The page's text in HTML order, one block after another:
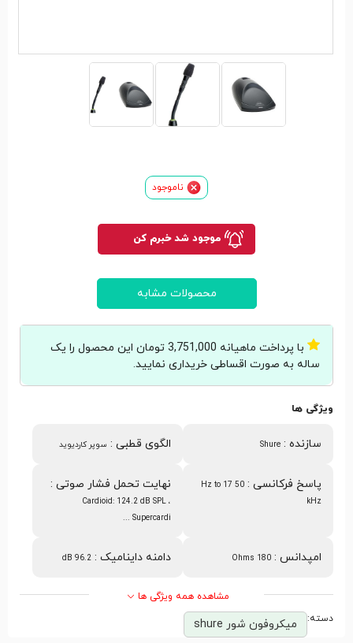
موجود شد خبرم کن
ناموجود
محصولات مشابه
با پرداخت ماهیانه 3,751,000 تومان این محصول را یک
ساله به صورت اقساطی خریداری نمایید.
ویژگی ها
سازنده :
Shure الگوی قطبی : سوپر کاردیوید
پاسخ فرکانسی :
50 Hz to 17
kHz
نهایت تحمل فشار صوتی :
Cardioid: 124.2 dB SPL ،
Supercardi ...
امپدانس :
180 Ohms دامنه داینامیک :
96.2 dB
مشاهده همه ویژگی ها
دسته: میکروفون شور shure